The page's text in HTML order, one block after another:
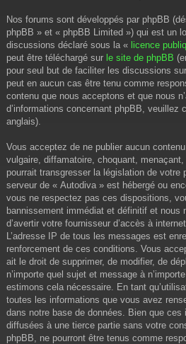
Nos forums sont développés par phpBB
phpBB » et « phpBB Limited ») qui est un
discussions déclaré sous la « licence
peut être téléchargé sur le site de phpBB
pour seul but de faciliter les discussions
peut en aucun cas être tenu comme
contenu que nous acceptons et que nous
d’informations concernant phpBB, veuillez
anglais).
Vous acceptez de ne publier aucun
vulgaire, diffamatoire, choquant,
pourrait transgresser la législation de votre
serveur de « Autodiva » est hébergé ou
vous ne respectez pas ces dispositions,
bannissement immédiat et définitif et nous
d’avertir votre fournisseur d’accès à
L’adresse IP de tous les messages est
renforcement de ces conditions. Vous
ait le droit de supprimer, de modifier, de
n’importe quel sujet et message à
estimons cela nécessaire. En tant
toutes les informations que vous avez
dans notre base de données. Bien que ces
diffusées à une tierce partie sans votre
phpBB, ne pourront être tenus comme